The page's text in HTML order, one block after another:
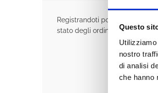
Questo
nostro
di analisi
che hanno
Registrandoti potrai acquistare
stato degli ordini e rivedere la